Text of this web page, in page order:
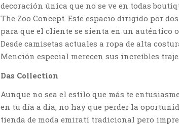
decoración única que no se ve en todas
The Zoo Concept. Este espacio dirigido por
para que el cliente se sienta en un auténtico
Desde camisetas actuales a ropa de alta
Mención especial merecen sus increíbles
Das Collection
Aunque no sea el estilo que más te
en tu día a día, no hay que perder la
tienda de moda emiratí tradicional pero